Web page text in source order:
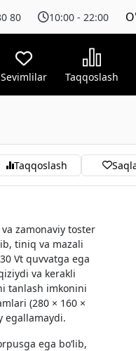
80 10:00 - 22:00
Sevimlilar Taqqoslash
Taqqoslash
zamonaviy toster
tiniq va mazali
Vt quvvatga ega
va kerakli
tanlash imkonini
(280 × 160 ×
egallamaydi.
ega bo‘lib,